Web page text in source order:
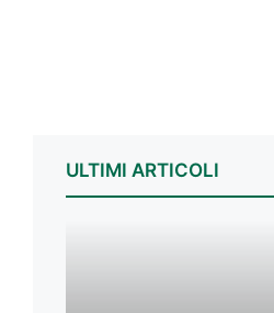
ULTIMI ARTICOLI